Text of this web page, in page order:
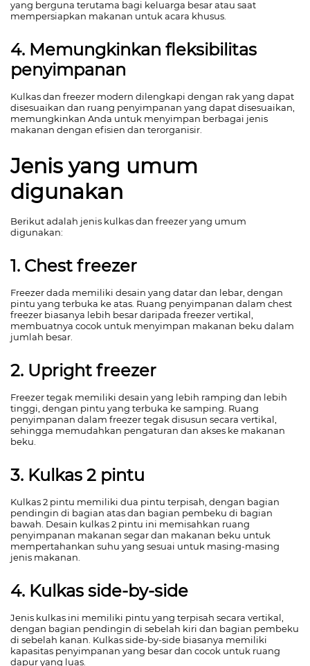
yang berguna terutama bagi keluarga besar atau saat
mempersiapkan makanan untuk acara khusus.
4. Memungkinkan fleksibilitas
penyimpanan
Kulkas dan freezer modern dilengkapi dengan rak yang dapat
disesuaikan dan ruang penyimpanan yang dapat disesuaikan,
memungkinkan Anda untuk menyimpan berbagai jenis
makanan dengan efisien dan terorganisir.
Jenis yang umum
digunakan
Berikut adalah jenis kulkas dan freezer yang umum
digunakan:
1. Chest freezer
Freezer dada memiliki desain yang datar dan lebar, dengan
pintu yang terbuka ke atas. Ruang penyimpanan dalam chest
freezer biasanya lebih besar daripada freezer vertikal,
membuatnya cocok untuk menyimpan makanan beku dalam
jumlah besar.
2. Upright freezer
Freezer tegak memiliki desain yang lebih ramping dan lebih
tinggi, dengan pintu yang terbuka ke samping. Ruang
penyimpanan dalam freezer tegak disusun secara vertikal,
sehingga memudahkan pengaturan dan akses ke makanan
beku.
3. Kulkas 2 pintu
Kulkas 2 pintu memiliki dua pintu terpisah, dengan bagian
pendingin di bagian atas dan bagian pembeku di bagian
bawah. Desain kulkas 2 pintu ini memisahkan ruang
penyimpanan makanan segar dan makanan beku untuk
mempertahankan suhu yang sesuai untuk masing-masing
jenis makanan.
4. Kulkas side-by-side
Jenis kulkas ini memiliki pintu yang terpisah secara vertikal,
dengan bagian pendingin di sebelah kiri dan bagian pembeku
di sebelah kanan. Kulkas side-by-side biasanya memiliki
kapasitas penyimpanan yang besar dan cocok untuk ruang
dapur yang luas.